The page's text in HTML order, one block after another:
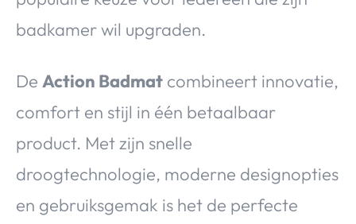
badkamer wil upgraden.
De Action Badmat combineert innovatie,
comfort en stijl in één betaalbaar
product. Met zijn snelle
droogtechnologie, moderne designopties
en gebruiksgemak is het de perfecte